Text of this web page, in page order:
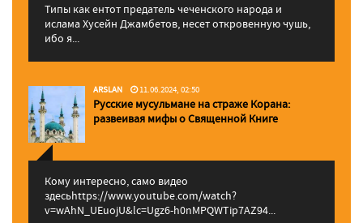
Типы как ентот предатель чеченского народа и
ислама Хусейн Джамбетов, несет откровенную чушь,
ибо я...
ARSLAN 11.06.2024, 02:50
Русские мусульмане на страже Корана:
pазвеивая мифы о Священной Книге
Кому интересно, само видео
здесьhttps://www.youtube.com/watch?
v=wAhN_UEuojU&lc=Ugz6-h0nMPQWTip7AZ94...